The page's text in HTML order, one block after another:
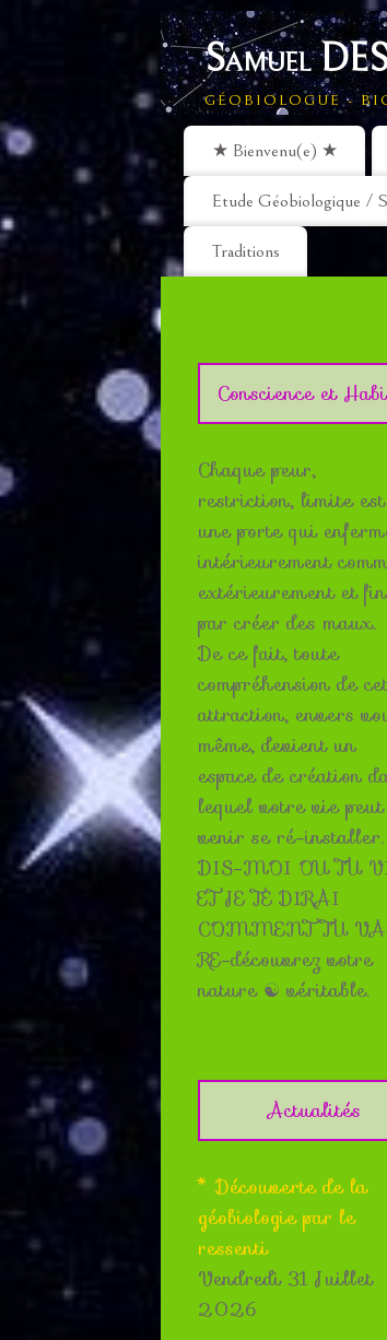
Samuel
GÉOBIOLOGUE -
★ Bienvenu(e) ★
Etude Géobiologique /
Traditions
Conscience et
Chaque peur,
restriction, limite est
une porte qui
intérieurement
extérieurement et
par créer des maux.
De ce fait, toute
compréhension de
attraction, envers
même, devient un
espace de création
lequel votre vie peut
venir se ré-installer.
DIS-MOI OU TU
ET JE TE DIRAI
COMMENT TU
RE-découvrez votre
nature ☯ véritable.
Actualités
* Découverte de la
géobiologie par le
ressenti
Vendredi 31 Juillet
2026